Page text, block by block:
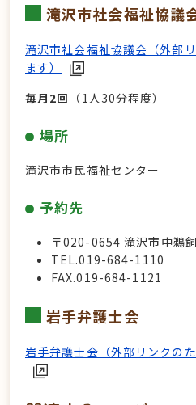
滝沢市社会福祉協議
滝沢市社会福祉協議会（外部
ます）
毎月2回 （1人30分程度）
場所
滝沢市市民福祉センター
予約先
〒020-0654 滝沢市中鵜
TEL.019-684-1110
FAX.019-684-1121
岩手弁護士会
岩手弁護士会（外部リンクの